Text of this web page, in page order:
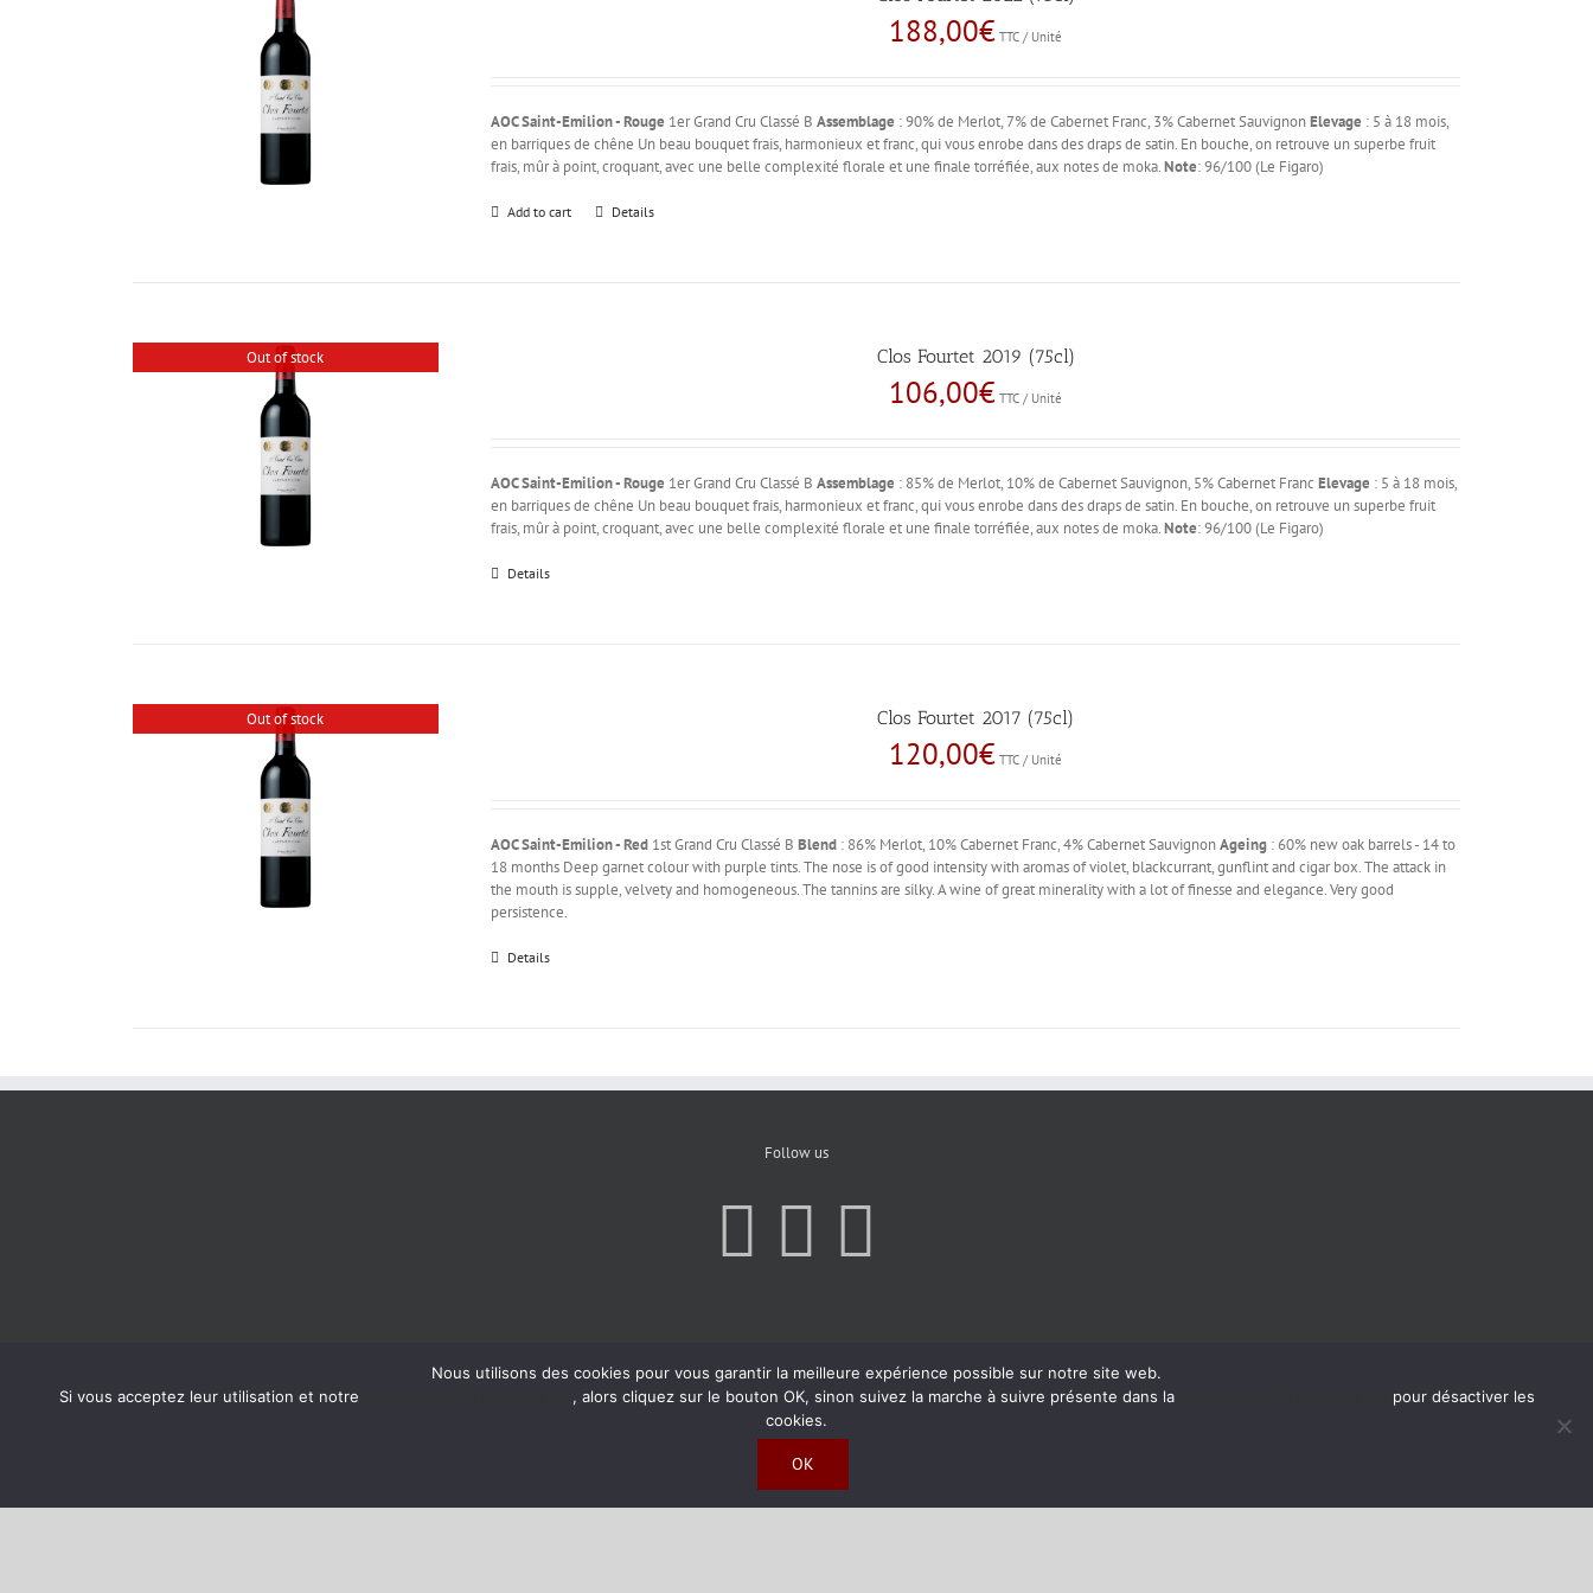
188,00€ TTC / Unité
AOC Saint-Emilion - Rouge 1er Grand Cru Classé BAssemblage : 90% de Merlot, 7% de Cabernet Franc, 3% Cabernet SauvignonElevage : 5 à 18 mois,
en barriques de chêne Un beau bouquet frais, harmonieux et franc, qui vous enrobe dans des draps de satin. En bouche, on retrouve un superbe fruit
frais, mûr à point, croquant, avec une belle complexité florale et une finale torréfiée, aux notes de moka.Note: 96/100 (Le Figaro)
Add to cart Details
Out of stock Clos Fourtet 2019 (75cl)
106,00€ TTC / Unité
AOC Saint-Emilion - Rouge 1er Grand Cru Classé BAssemblage : 85% de Merlot, 10% de Cabernet Sauvignon, 5% Cabernet FrancElevage : 5 à 18 mois,
en barriques de chêne Un beau bouquet frais, harmonieux et franc, qui vous enrobe dans des draps de satin. En bouche, on retrouve un superbe fruit
frais, mûr à point, croquant, avec une belle complexité florale et une finale torréfiée, aux notes de moka.Note: 96/100 (Le Figaro)
Details
Out of stock Clos Fourtet 2017 (75cl)
120,00€ TTC / Unité
AOC Saint-Emilion - Red 1st Grand Cru Classé BBlend : 86% Merlot, 10% Cabernet Franc, 4% Cabernet SauvignonAgeing : 60% new oak barrels - 14 to
18 months Deep garnet colour with purple tints. The nose is of good intensity with aromas of violet, blackcurrant, gunflint and cigar box. The attack in
the mouth is supple, velvety and homogeneous. The tannins are silky. A wine of great minerality with a lot of finesse and elegance. Very good
persistence.
Details
Follow us
Nous utilisons des cookies pour vous garantir la meilleure expérience possible sur notre site web.
Si vous acceptez leur utilisation et notre
, alors cliquez sur le bouton OK, sinon suivez la marche à suivre présente dans la
pour désactiver les
cookies.
OK